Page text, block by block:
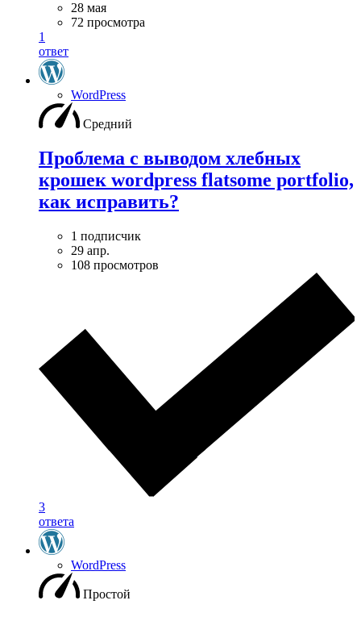
28 мая
72 просмотра
1
ответ
WordPress
Средний
Проблема с выводом хлебных
крошек wordpress flatsome portfolio,
как исправить?
1 подписчик
29 апр.
108 просмотров
3
ответа
WordPress
Простой